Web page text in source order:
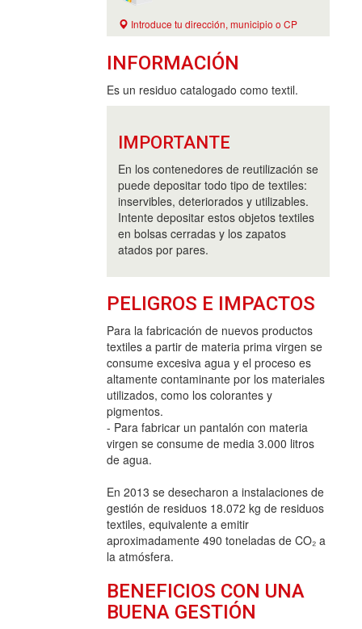
Introduce tu dirección, municipio o CP
INFORMACIÓN
Es un residuo catalogado como textil.
IMPORTANTE
En los contenedores de reutilización se
puede depositar todo tipo de textiles:
inservibles, deteriorados y utilizables.
Intente depositar estos objetos textiles
en bolsas cerradas y los zapatos
atados por pares.
PELIGROS E IMPACTOS
Para la fabricación de nuevos productos
textiles a partir de materia prima virgen se
consume excesiva agua y el proceso es
altamente contaminante por los materiales
utilizados, como los colorantes y
pigmentos.
- Para fabricar un pantalón con materia
virgen se consume de media 3.000 litros
de agua.
En 2013 se desecharon a instalaciones de
gestión de residuos 18.072 kg de residuos
textiles, equivalente a emitir
aproximadamente 490 toneladas de CO₂ a
la atmósfera.
BENEFICIOS CON UNA
BUENA GESTIÓN